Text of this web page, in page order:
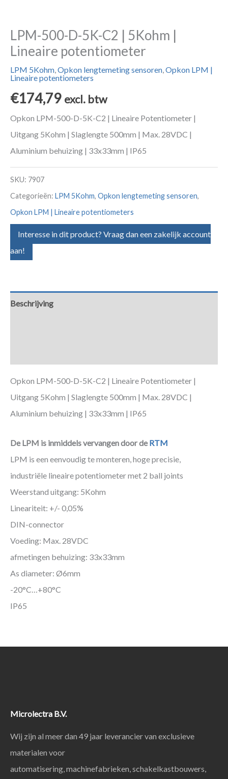
LPM-500-D-5K-C2 | 5Kohm |
Lineaire potentiometer
LPM 5Kohm,Opkon lengtemeting sensoren,Opkon LPM |
Lineaire potentiometers
€174,79 excl. btw
Opkon LPM-500-D-5K-C2 | Lineaire Potentiometer |
Uitgang 5Kohm | Slaglengte 500mm | Max. 28VDC |
Aluminium behuizing | 33x33mm | IP65
SKU: 7907
Categorieën: LPM 5Kohm, Opkon lengtemeting sensoren,
Opkon LPM | Lineaire potentiometers
Interesse in dit product? Vraag dan een zakelijk account
aan!
Beschrijving
Opkon LPM-500-D-5K-C2 | Lineaire Potentiometer |
Uitgang 5Kohm | Slaglengte 500mm | Max. 28VDC |
Aluminium behuizing | 33x33mm | IP65
De LPM is inmiddels vervangen door deRTM
LPM is een eenvoudig te monteren, hoge precisie,
industriële lineaire potentiometer met 2 ball joints
Weerstand uitgang: 5Kohm
Lineariteit: +/- 0,05%
DIN-connector
Voeding: Max. 28VDC
afmetingen behuizing: 33x33mm
As diameter: Ø6mm
-20°C…+80°C
IP65
Microlectra B.V.
Wij zijn al meer dan 49 jaar leverancier van exclusieve
materialen voor
automatisering, machinefabrieken, schakelkastbouwers,